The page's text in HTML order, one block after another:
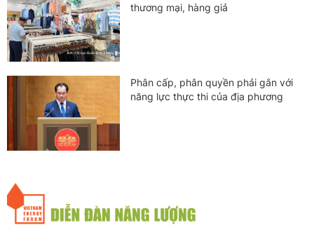
thương mại, hàng giả
Phân cấp, phân quyền phải gắn với
năng lực thực thi của địa phương